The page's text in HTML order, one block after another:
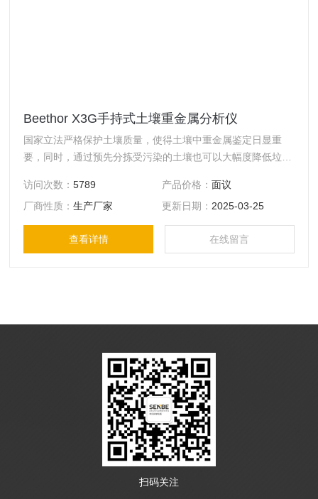
Beethor X3G手持式土壤重金属分析仪
国家立法严格保护土壤质量，使得土壤中重金属鉴定日显重
要，同时，通过预先分拣受污染的土壤也可以大幅度降低垃圾
型的环境进行现场分析。其功能包括对“原地土”进行现场分
析，以便进行快速现场环境调查，应用于水土保护工程。
访问次数：5789 产品价格： 面议
厂商性质：生产厂家 更新日期： 2025-03-25
查看详情 在线留言
扫码关注